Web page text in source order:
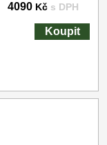
4090 Kč s DPH
Koupit